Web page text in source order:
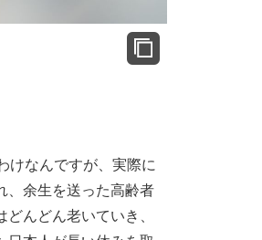
けなんですが、実際に
、余生を送った高齢者
んどん老いていき、